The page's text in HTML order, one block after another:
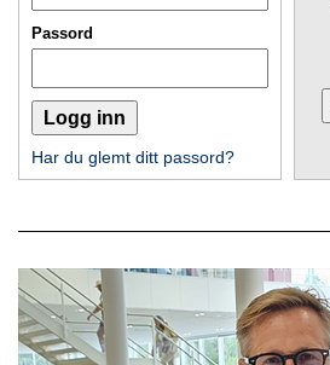
Passord
Har du glemt ditt passord?